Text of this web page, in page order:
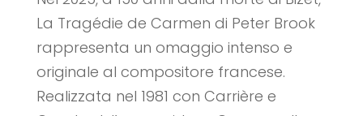
La Tragédie de Carmen di Peter Brook
rappresenta un omaggio intenso e
originale al compositore francese.
Realizzata nel 1981 con Carrière e